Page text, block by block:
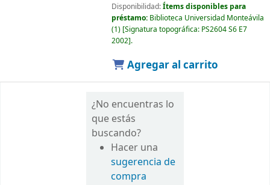
Disponibilidad:Ítems disponibles para
préstamo: Biblioteca Universidad Monteávila
(1) Signatura topográfica: PS2604 S6 E7
2002 .
Agregar al carrito
¿No encuentras lo
que estás
buscando?
Hacer una
sugerencia de
compra